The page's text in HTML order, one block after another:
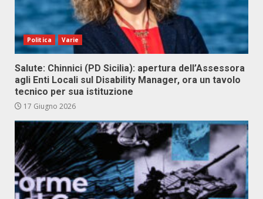
Politica Varie
Salute: Chinnici (PD Sicilia): apertura dell’Assessora
agli Enti Locali sul Disability Manager, ora un tavolo
tecnico per sua istituzione
17 Giugno 2026